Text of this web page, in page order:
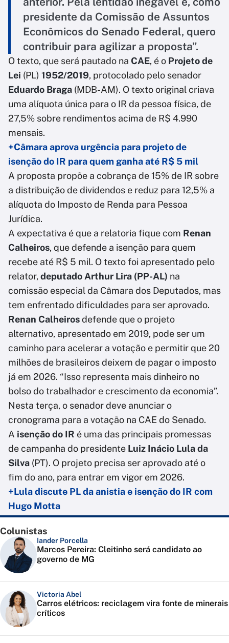
presidente da Comissão de Assuntos
Econômicos do Senado Federal, quero
contribuir para agilizar a proposta”.
O texto, que será pautado na CAE, é o Projeto de
Lei (PL) 1952/2019, protocolado pelo senador
Eduardo Braga (MDB-AM). O texto original criava
uma alíquota única para o IR da pessoa física, de
27,5% sobre rendimentos acima de R$ 4.990
mensais.
+Câmara aprova urgência para projeto de
isenção do IR para quem ganha até R$ 5 mil
A proposta propõe a cobrança de 15% de IR sobre
a distribuição de dividendos e reduz para 12,5% a
alíquota do Imposto de Renda para Pessoa
Jurídica.
A expectativa é que a relatoria fique com Renan
Calheiros, que defende a isenção para quem
recebe até R$ 5 mil. O texto foi apresentado pelo
relator, deputado Arthur Lira (PP-AL) na
comissão especial da Câmara dos Deputados, mas
tem enfrentado dificuldades para ser aprovado.
Renan Calheirosdefende que o projeto
alternativo, apresentado em 2019, pode ser um
caminho para acelerar a votação e permitir que 20
milhões de brasileiros deixem de pagar o imposto
já em 2026. “Isso representa mais dinheiro no
bolso do trabalhador e crescimento da economia”.
Nesta terça, o senador deve anunciar o
cronograma para a votação na CAE do Senado.
A isenção do IR é uma das principais promessas
de campanha do presidente Luiz Inácio Lula da
Silva (PT). O projeto precisa ser aprovado até o
fim do ano, para entrar em vigor em 2026.
+Lula discute PL da anistia e isenção do IR com
Hugo Motta
Colunistas
Iander Porcella
Marcos Pereira: Cleitinho será candidato ao
governo de MG
Victoria Abel
Carros elétricos: reciclagem vira fonte de minerais
críticos